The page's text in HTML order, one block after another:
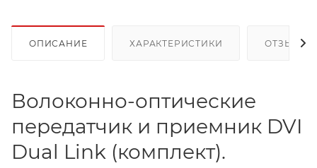
ОПИСАНИЕ ХАРАКТЕРИСТИКИ ОТЗЫВЫ
Волоконно-оптические
передатчик и приемник DVI
Dual Link (комплект).